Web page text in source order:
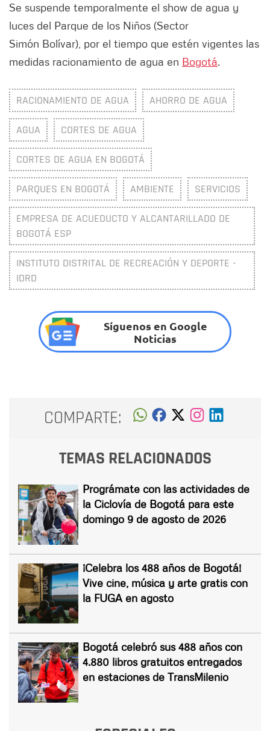
Se suspende temporalmente el show de agua y
luces del Parque de los Niños (Sector
Simón Bolívar), por el tiempo que estén vigentes las
medidas racionamiento de agua en Bogotá.
RACIONAMIENTO DE AGUA AHORRO DE AGUA
AGUA CORTES DE AGUA
CORTES DE AGUA EN BOGOTÁ
PARQUES EN BOGOTÁ AMBIENTE SERVICIOS
EMPRESA DE ACUEDUCTO Y ALCANTARILLADO DE
BOGOTÁ ESP
INSTITUTO DISTRITAL DE RECREACIÓN Y DEPORTE -
IDRD
Síguenos en Google
Noticias
COMPARTE:
TEMAS RELACIONADOS
Prográmate con las actividades de
la Ciclovía de Bogotá para este
domingo 9 de agosto de 2026
¡Celebra los 488 años de Bogotá!
Vive cine, música y arte gratis con
la FUGA en agosto
Bogotá celebró sus 488 años con
4.880 libros gratuitos entregados
en estaciones de TransMilenio